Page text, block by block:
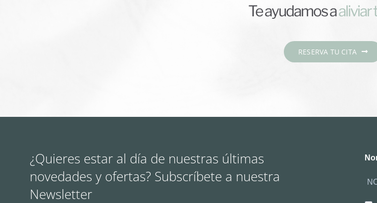
Te ayudamos a
RESERVA TU CITA
¿Quieres estar al día de nuestras últimas
novedades y ofertas? Subscríbete a nuestra
Newsletter